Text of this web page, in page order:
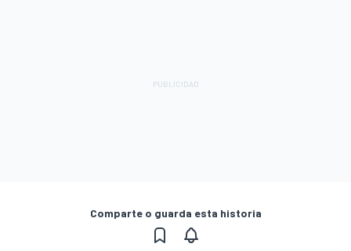
Comparte o guarda esta historia